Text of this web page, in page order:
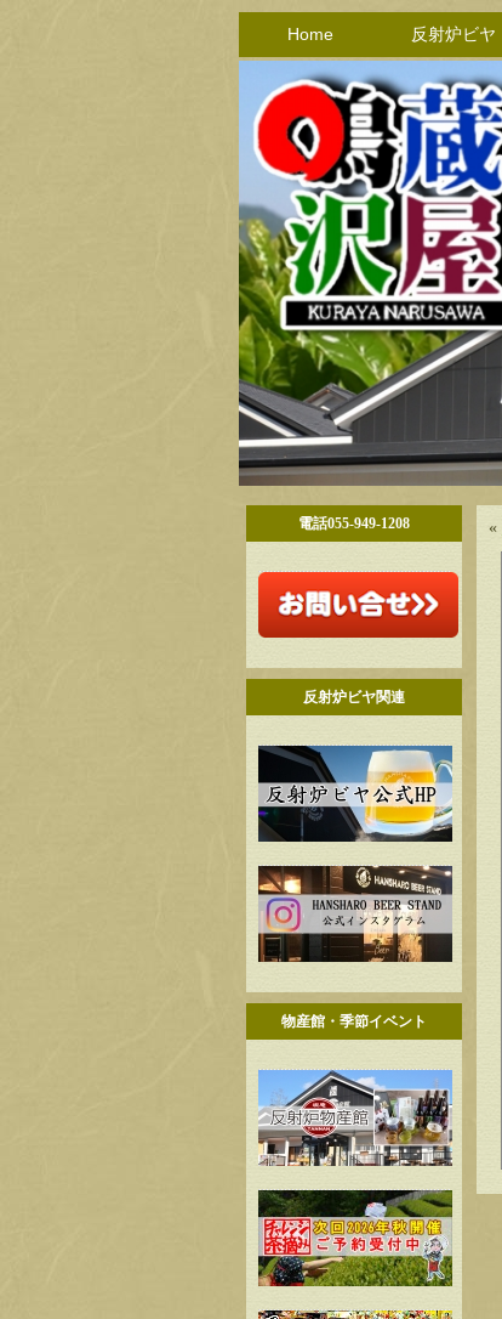
Home 反射炉ビヤ
電話055-949-1208
反射炉ビヤ関連
物産館・季節イベント
«